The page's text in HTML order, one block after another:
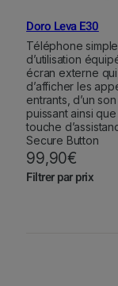
Doro Leva E30
Téléphone simple
d’utilisation
écran externe
d’afficher les
entrants, d’un
puissant ainsi que
touche
Secure Button
99,90€
Filtrer par prix